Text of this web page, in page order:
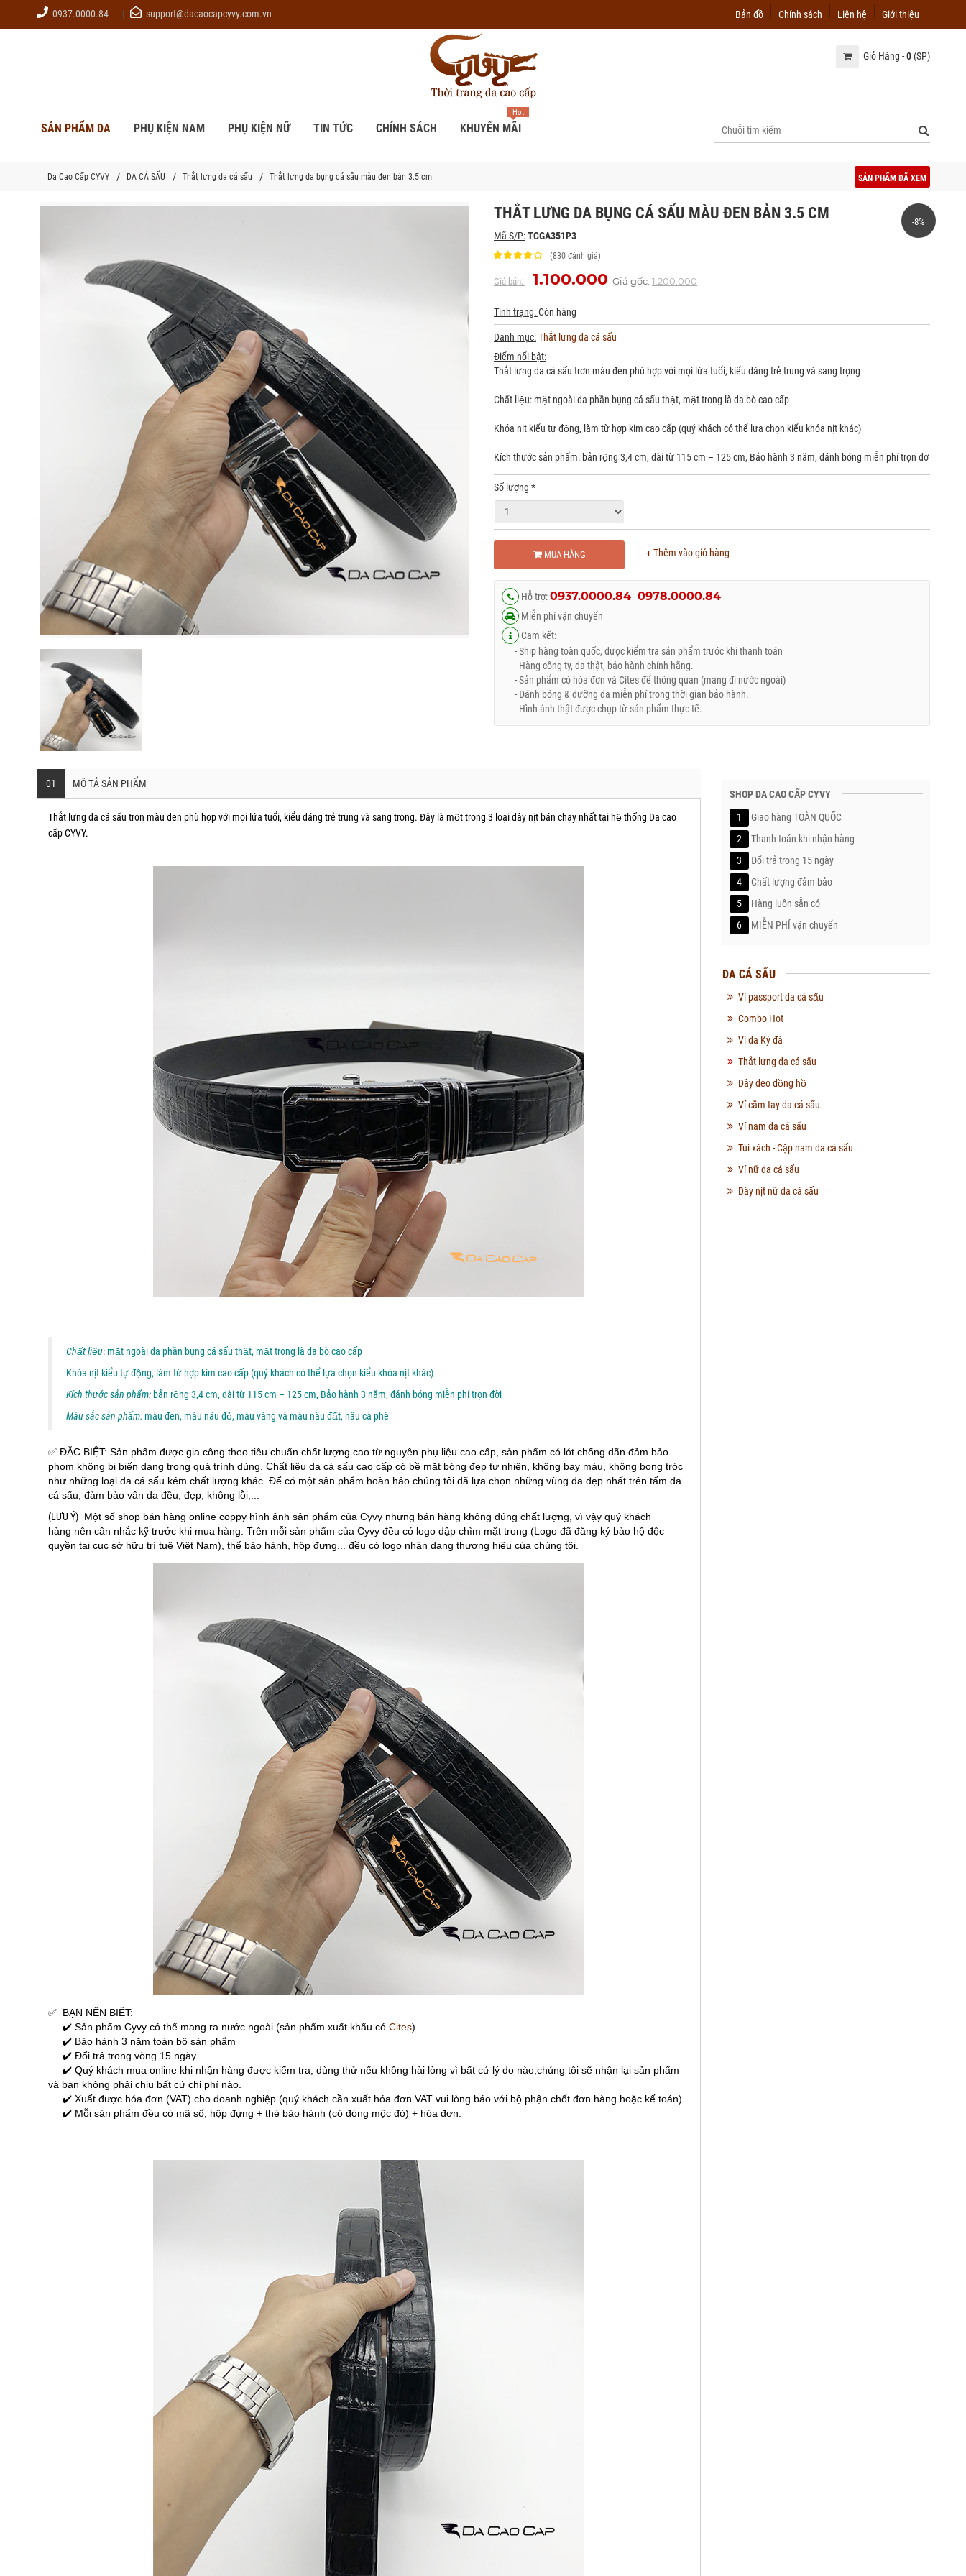
0937.0000.84 support@dacaocapcyvy.com.vn Bản đồ Chính sách Liên hệ Giới thiệu
Giỏ Hàng -0(SP)
SẢN PHẨM DA PHỤ KIỆN NAM PHỤ KIỆN NỮ TIN TỨC CHÍNH SÁCH KHUYẾN MÃI
Hot
Da Cao Cấp CYVY DA CÁ SẤU Thắt lưng da cá sấu Thắt lưng da bụng cá sấu màu đen bản 3.5 cm SẢN PHẨM ĐÃ XEM
-8%
THẮT LƯNG DA BỤNG CÁ SẤU MÀU ĐEN BẢN 3.5 CM
Mã S/P:TCGA351P3
(830 đánh giá)
Giá bán: 1.100.000 Giá gốc: 1.200.000
Tình trạng:Còn hàng
Danh mục:Thắt lưng da cá sấu
Điểm nổi bật:
Thắt lưng da cá sấu trơn màu đen phù hợp với mọi lứa tuổi, kiểu dáng trẻ trung và sang trọng
Chất liệu: mặt ngoài da phần bụng cá sấu thật, mặt trong là da bò cao cấp
Khóa nịt kiểu tự động, làm từ hợp kim cao cấp (quý khách có thể lựa chọn kiểu khóa nịt khác)
Kích thước sản phẩm: bản rộng 3,4 cm, dài từ 115 cm – 125 cm, Bảo hành 3 năm, đánh bóng miễn phí trọn đơ
Số lượng *
MUA HÀNG + Thêm vào giỏ hàng
Hỗ trợ:0937.0000.84-0978.0000.84
Miễn phí vận chuyển
Cam kết:
- Ship hàng toàn quốc, được kiểm tra sản phẩm trước khi thanh toán
- Hàng công ty, da thật, bảo hành chính hãng.
- Sản phẩm có hóa đơn và Cites để thông quan (mang đi nước ngoài)
- Đánh bóng & dưỡng da miễn phí trong thời gian bảo hành.
- Hình ảnh thật được chụp từ sản phẩm thực tế.
01 MÔ TẢ SẢN PHẨM
Thắt lưng da cá sấu trơn màu đen phù hợp với mọi lứa tuổi, kiểu dáng trẻ trung và sang trọng. Đây là một trong 3 loại dây nịt bán chạy nhất tại hệ thống Da cao
cấp CYVY.
Chất liệu: mặt ngoài da phần bụng cá sấu thật, mặt trong là da bò cao cấp
Khóa nịt kiểu tự động, làm từ hợp kim cao cấp (quý khách có thể lựa chọn kiểu khóa nịt khác)
Kích thước sản phẩm:bản rộng 3,4 cm, dài từ 115 cm – 125 cm, Bảo hành 3 năm, đánh bóng miễn phí trọn đời
Màu sắc sản phẩm:màu đen, màu nâu đỏ, màu vàng và màu nâu đất, nâu cà phê
✅ ĐẶC BIỆT: Sản phẩm được gia công theo tiêu chuẩn chất lượng cao từ nguyên phụ liệu cao cấp, sản phẩm có lót chống dãn đảm bảo
phom không bị biến dạng trong quá trình dùng. Chất liệu da cá sấu cao cấp có bề mặt bóng đẹp tự nhiên, không bay màu, không bong tróc
như những loại da cá sấu kém chất lượng khác. Để có một sản phẩm hoàn hảo chúng tôi đã lựa chọn những vùng da đẹp nhất trên tấm da
cá sấu, đảm bảo vân da đều, đẹp, không lỗi,...
(LƯU Ý)Một số shop bán hàng online coppy hình ảnh sản phẩm của Cyvy nhưng bán hàng không đúng chất lượng, vì vậy quý khách
hàng nên cân nhắc kỹ trước khi mua hàng. Trên mỗi sản phẩm của Cyvy đều có logo dập chìm mặt trong (Logo đã đăng ký bảo hộ độc
quyền tại cục sở hữu trí tuệ Việt Nam), thể bảo hành, hộp đựng... đều có logo nhận dạng thương hiệu của chúng tôi.
✅ BẠN NÊN BIẾT:
✔️ Sản phẩm Cyvy có thể mang ra nước ngoài (sản phẩm xuất khẩu có Cites)
✔️ Bảo hành 3 năm toàn bộ sản phẩm
✔️ Đổi trả trong vòng 15 ngày.
✔️ Quý khách mua online khi nhận hàng được kiểm tra, dùng thử nếu không hài lòng vì bất cứ lý do nào,chúng tôi sẽ nhận lại sản phẩm
và bạn không phải chịu bất cứ chi phí nào.
✔️ Xuất được hóa đơn (VAT) cho doanh nghiệp (quý khách cần xuất hóa đơn VAT vui lòng báo với bộ phận chốt đơn hàng hoặc kế toán).
✔️ Mỗi sản phẩm đều có mã số, hộp đựng + thẻ bảo hành (có đóng mộc đỏ) + hóa đơn.
SHOP DA CAO CẤP CYVY
1
Giao hàng TOÀN QUỐC
2
Thanh toán khi nhận hàng
3
Đổi trả trong 15 ngày
4
Chất lượng đảm bảo
5
Hàng luôn sẵn có
6
MIỄN PHÍ vận chuyển
DA CÁ SẤU
Ví passport da cá sấu
Combo Hot
Ví da Kỳ đà
Thắt lưng da cá sấu
Dây đeo đồng hồ
Ví cầm tay da cá sấu
Ví nam da cá sấu
Túi xách - Cặp nam da cá sấu
Ví nữ da cá sấu
Dây nịt nữ da cá sấu